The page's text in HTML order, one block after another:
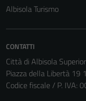
Albisola Turismo
CONTATTI
Città di Albisola
Piazza della Libertà 19
Codice fiscale / P. IVA: